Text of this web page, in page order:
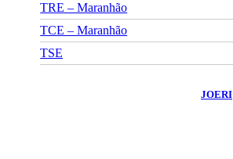
TRE – Maranhão
TCE – Maranhão
TSE
JOERI